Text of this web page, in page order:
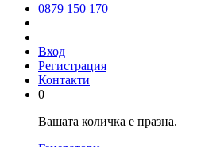
0879 150 170
Вход
Регистрация
Контакти
0
Вашата количка е празна.